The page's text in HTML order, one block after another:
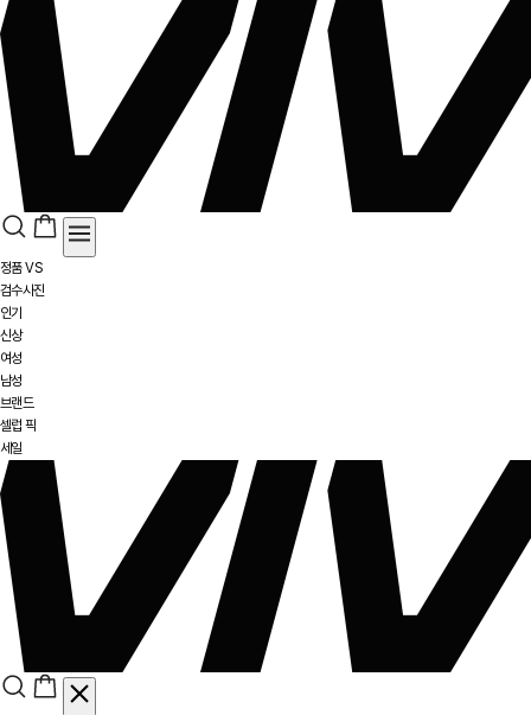
정품 VS
검수사진
인기
신상
여성
남성
브랜드
셀럽 픽
세일